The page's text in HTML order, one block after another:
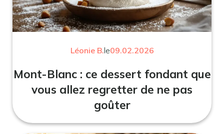
Léonie B.le09.02.2026
Mont-Blanc : ce dessert fondant que
vous allez regretter de ne pas
goûter